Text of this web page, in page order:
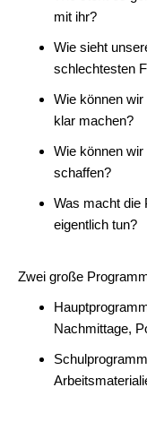
mit ihr?
Wie sieht
schlechtesten
Wie können
klar machen?
Wie können
schaffen?
Was macht die
eigentlich tun?
Zwei große
Nachmittage,